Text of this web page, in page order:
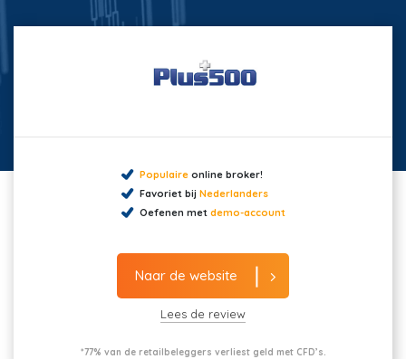
Populaireonline broker!
Favoriet bij Nederlanders
Oefenen met demo-account
Naar de website
Lees de review
*77% van de retailbeleggers verliest geld met CFD’s.